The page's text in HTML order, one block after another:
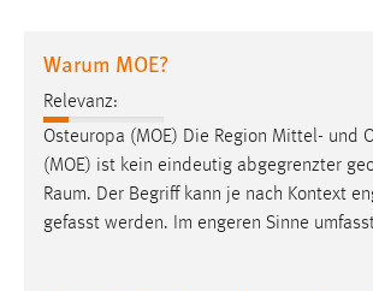
Warum MOE?
Relevanz:
Osteuropa (MOE) Die Region Mittel- und
(MOE) ist kein eindeutig abgegrenzter
Raum. Der Begriff kann je nach Kontext
gefasst werden. Im engeren Sinne
Performance
Name:
Zweck: